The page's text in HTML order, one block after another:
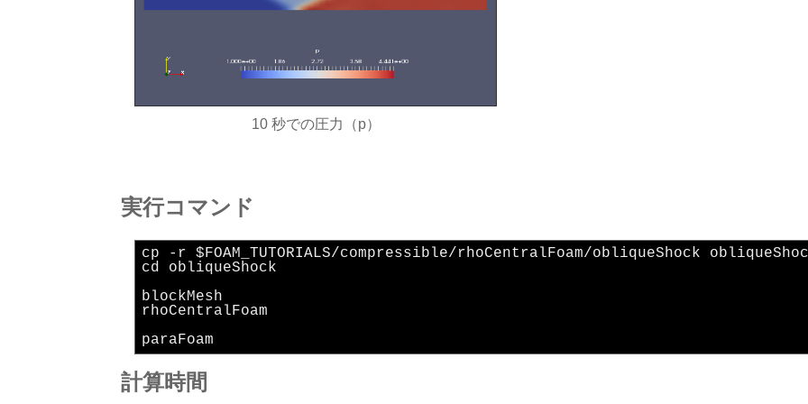
10 秒での圧力（p）
実行コマンド
cp -r $FOAM_TUTORIALS/compressible/rhoCentralFoam/obliqueShock
cd obliqueShock
blockMesh
rhoCentralFoam
paraFoam
計算時間